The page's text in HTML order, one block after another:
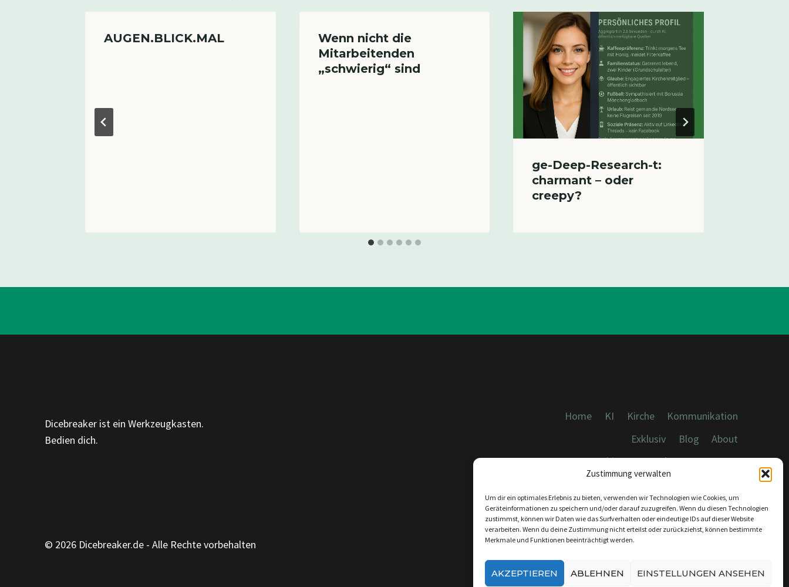
Zustimmung verwalten
Um dir ein optimales Erlebnis zu bieten, verwenden wir Technologien wie Cookies, um
Geräteinformationen zu speichern und/oder darauf zuzugreifen. Wenn du diesen Technologien
zustimmst, können wir Daten wie das Surfverhalten oder eindeutige IDs auf dieser Website
verarbeiten. Wenn du deine Zustimmung nicht erteilst oder zurückziehst, können bestimmte
Merkmale und Funktionen beeinträchtigt werden.
AKZEPTIEREN ABLEHNEN EINSTELLUNGEN ANSEHEN
AUGEN.BLICK.MAL
Wenn nicht die
Mitarbeitenden
„schwierig“ sind
ge-Deep-Research-t:
charmant – oder
creepy?
Dicebreaker ist ein Werkzeugkasten.
Bedien dich.
Home KI Kirche
Kommunikation
Exklusiv
Blog
About
Cookies, Datenschutz, Impressum
© 2026 Dicebreaker.de - Alle Rechte vorbehalten
KONTAKT: